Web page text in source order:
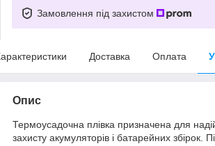
Замовлення під захистом
Доставка Оплата
Опис
Термоусадочна плівка призначена для
захисту акумуляторів і батарейних збірок.